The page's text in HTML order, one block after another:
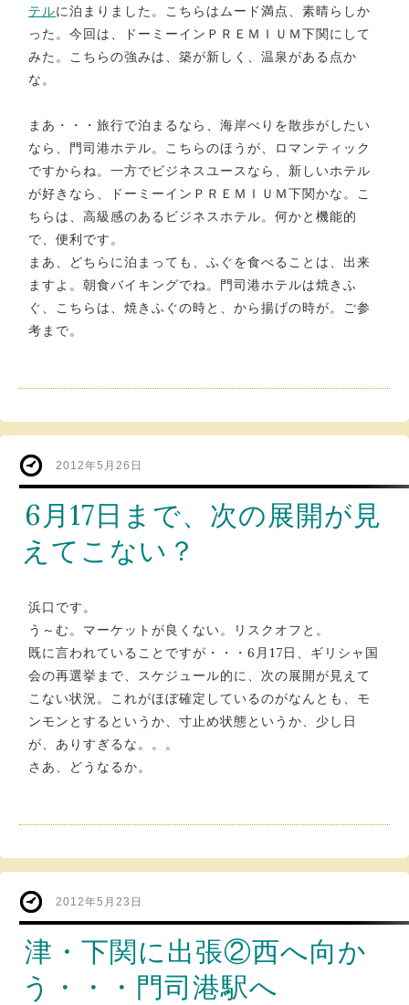
テルに泊まりました。こちらはムード満点、素晴らしか
った。今回は、ドーミーインＰＲＥＭＩＵＭ下関にして
みた。こちらの強みは、築が新しく、温泉がある点か
な。
まあ・・・旅行で泊まるなら、海岸べりを散歩がしたい
なら、門司港ホテル。こちらのほうが、ロマンティック
ですからね。一方でビジネスユースなら、新しいホテル
が好きなら、ドーミーインＰＲＥＭＩＵＭ下関かな。こ
ちらは、高級感のあるビジネスホテル。何かと機能的
で、便利です。
まあ、どちらに泊まっても、ふぐを食べることは、出来
ますよ。朝食バイキングでね。門司港ホテルは焼きふ
ぐ、こちらは、焼きふぐの時と、から揚げの時が。ご参
考まで。
2012年5月26日
6月17日まで、次の展開が見
えてこない？
浜口です。
う～む。マーケットが良くない。リスクオフと。
既に言われていることですが・・・6月17日、ギリシャ国
会の再選挙まで、スケジュール的に、次の展開が見えて
こない状況。これがほぼ確定しているのがなんとも、モ
ンモンとするというか、寸止め状態というか、少し日
が、ありすぎるな。。。
さあ、どうなるか。
2012年5月23日
津・下関に出張②西へ向か
う・・・門司港駅へ